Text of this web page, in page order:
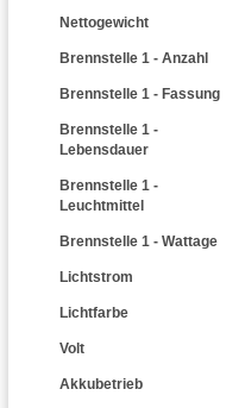
Nettogewicht
Brennstelle 1 - Anzahl
Brennstelle 1 - Fassung
Brennstelle 1 -
Lebensdauer
Brennstelle 1 -
Leuchtmittel
Brennstelle 1 - Wattage
Lichtstrom
Lichtfarbe
Volt
Akkubetrieb